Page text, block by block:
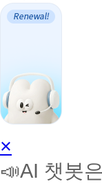
AI
학
습
×
📣AI 챗봇